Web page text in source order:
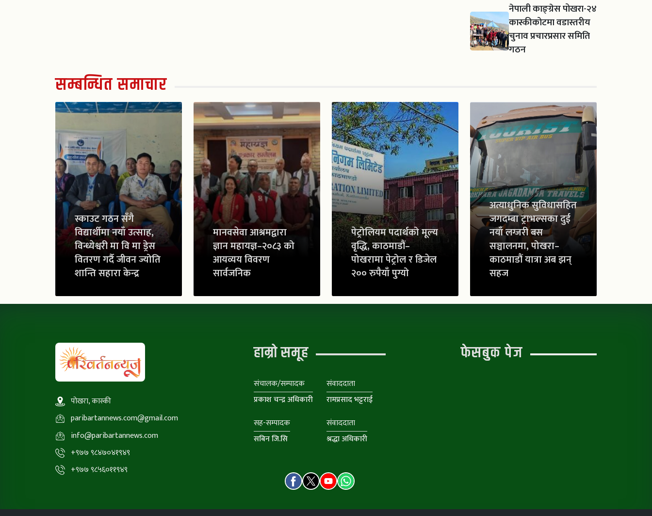
नेपाली काङ्ग्रेस पोखरा-२४
कास्कीकोटमा वडास्तरीय
चुनाव प्रचारप्रसार समिति
गठन
सम्बन्धित समाचार
स्काउट गठन सँगै
विद्यार्थीमा नयाँ उत्साह,
विन्ध्येश्वरी मा वि मा ड्रेस
वितरण गर्दै जीवन ज्योति
शान्ति सहारा केन्द्र
मानवसेवा आश्रमद्वारा
ज्ञान महायज्ञ–२०८३ को
आयव्यय विवरण
सार्वजनिक
पेट्रोलियम पदार्थको मूल्य
वृद्धि, काठमाडौं–
पोखरामा पेट्रोल र डिजेल
२०० रुपैयाँ पुग्यो
अत्याधुनिक सुविधासहित
जगदम्बा ट्राभल्सका दुई
नयाँ लग्जरी बस
सञ्चालनमा, पोखरा–
काठमाडौं यात्रा अब झन्
सहज
पोखरा, कास्की
paribartannews.com@gmail.com
info@paribartannews.com
+९७७ ९८४७०४१९४९
+९७७ ९८५६०११९४९
हाम्रो समूह
संचालक/सम्पादक
प्रकाश चन्द्र अधिकारी
संवाददाता
रामप्रसाद भट्टराई
सह-सम्पादक
सबिन जि.सि
संवाददाता
श्रद्धा अधिकारी
फेसबुक पेज